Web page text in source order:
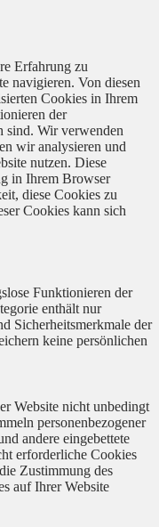
Erfahrung zu
navigieren. Von diesen
Cookies in Ihrem
der
sind. Wir verwenden
wir analysieren und
nutzen. Diese
in Ihrem Browser
diese Cookies zu
Cookies kann sich
Funktionieren der
enthält nur
Sicherheitsmerkmale der
keine persönlichen
Website nicht unbedingt
personenbezogener
andere eingebettete
erforderliche Cookies
Zustimmung des
auf Ihrer Website